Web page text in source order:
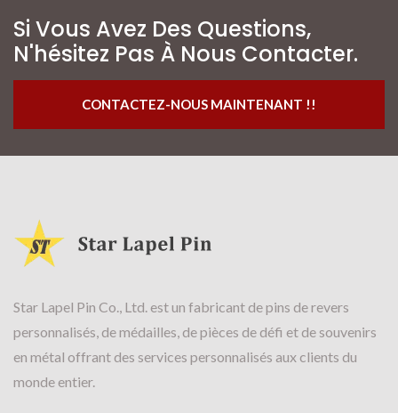
Si Vous Avez Des Questions,
N'hésitez Pas À Nous Contacter.
CONTACTEZ-NOUS MAINTENANT !!
Star Lapel Pin Co., Ltd. est un fabricant de pins de revers
personnalisés, de médailles, de pièces de défi et de souvenirs
en métal offrant des services personnalisés aux clients du
monde entier.